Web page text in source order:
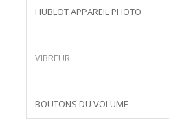
HUBLOT APPAREIL PHOTO
VIBREUR
BOUTONS DU VOLUME